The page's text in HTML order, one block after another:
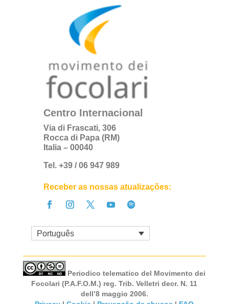
Centro Internacional
Via di Frascati, 306
Rocca di Papa (RM)
Italia – 00040
Tel. +39 / 06 947 989
Receber as nossas atualizações:
Português
Periodico telematico del Movimento dei
Focolari (P.A.F.O.M.) reg. Trib. Velletri decr. N. 11
dell’8 maggio 2006.